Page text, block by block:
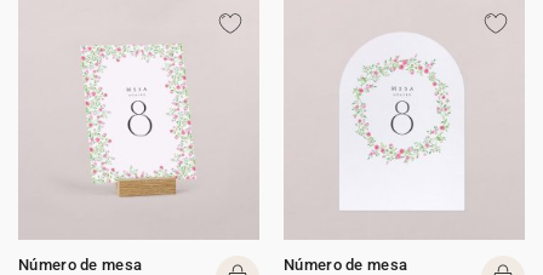
Número de mesa
Número de mesa